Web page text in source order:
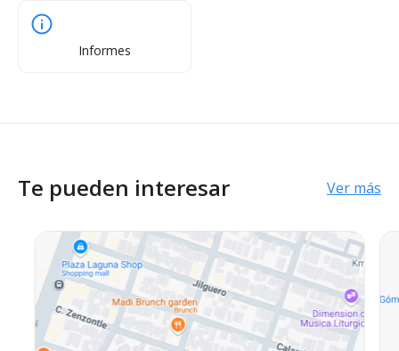
Informes
Te pueden interesar Ver más